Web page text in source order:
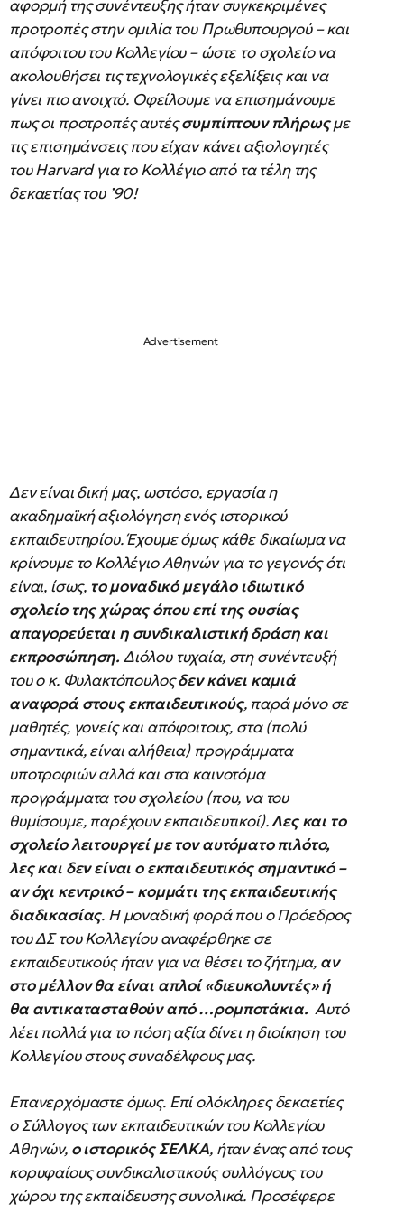
αφορμή της συνέντευξης ήταν συγκεκριμένες
προτροπές στην ομιλία του Πρωθυπουργού – και
απόφοιτου του Κολλεγίου – ώστε το σχολείο να
ακολουθήσει τις τεχνολογικές εξελίξεις και να
γίνει πιο ανοιχτό. Οφείλουμε να επισημάνουμε
πως οι προτροπές αυτέςσυμπίπτουν πλήρωςμε
τις επισημάνσεις που είχαν κάνει αξιολογητές
του Harvard για το Κολλέγιο από τα τέλη της
δεκαετίας του ’90!
Δεν είναι δική μας, ωστόσο, εργασία η
ακαδημαϊκή αξιολόγηση ενός ιστορικού
εκπαιδευτηρίου. Έχουμε όμως κάθε δικαίωμα να
κρίνουμε το Κολλέγιο Αθηνών για το γεγονός ότι
είναι, ίσως, το μοναδικό μεγάλο ιδιωτικό
σχολείο της χώρας όπου επί της ουσίας
απαγορεύεται η συνδικαλιστική δράση και
εκπροσώπηση. Διόλου τυχαία, στη συνέντευξή
του ο κ. Φυλακτόπουλοςδεν κάνει καμιά
αναφορά στους εκπαιδευτικούς, παρά μόνο σε
μαθητές, γονείς και απόφοιτους, στα (πολύ
σημαντικά, είναι αλήθεια) προγράμματα
υποτροφιών αλλά και στα καινοτόμα
προγράμματα του σχολείου (που, να του
θυμίσουμε, παρέχουν εκπαιδευτικοί).Λες και το
σχολείο λειτουργεί με τον αυτόματο πιλότο,
λες και δεν είναι ο εκπαιδευτικός σημαντικό –
αν όχι κεντρικό – κομμάτι της εκπαιδευτικής
διαδικασίας. Η μοναδική φορά που ο Πρόεδρος
του ΔΣ του Κολλεγίου αναφέρθηκε σε
εκπαιδευτικούς ήταν για να θέσει το ζήτημα, αν
στο μέλλον θα είναι απλοί «διευκολυντές» ή
θα αντικατασταθούν από …ρομποτάκια.Αυτό
λέει πολλά για το πόση αξία δίνει η διοίκηση του
Κολλεγίου στους συναδέλφους μας.
Επανερχόμαστε όμως. Επί ολόκληρες δεκαετίες
ο Σύλλογος των εκπαιδευτικών του Κολλεγίου
Αθηνών, ο ιστορικός ΣΕΛΚΑ, ήταν ένας από τους
κορυφαίους συνδικαλιστικούς συλλόγους του
χώρου της εκπαίδευσης συνολικά. Προσέφερε